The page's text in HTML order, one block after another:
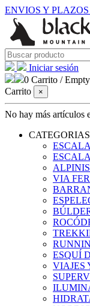
ENVIOS Y
Iniciar sesión
0 Carrito /Empty
Carrito
×
No hay más artículos
CATEGORIAS
VIA
ESQUÍ
VIAJES